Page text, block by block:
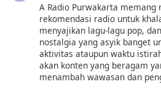
descriptions
selected
A Radio Purwakarta memang
rekomendasi radio untuk
menyajikan lagu-lagu pop,
nostalgia yang asyik banget
aktivitas ataupun waktu
akan konten yang beragam
menambah wawasan dan